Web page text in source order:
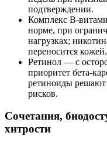
подтверждении.
Комплекс
норме, при
нагрузках;
переносится кожей.
Ретинол — с
приоритет
ретиноиды решают
рисков.
Сочетания,
хитрости